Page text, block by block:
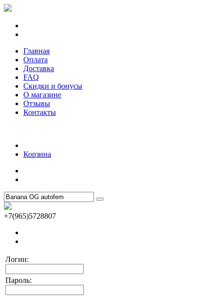
Главная
Оплата
Доставка
FAQ
Скидки и бонусы
О магазине
Отзывы
Контакты
Корзина
+7(965)5728807
Логин:
Пароль: